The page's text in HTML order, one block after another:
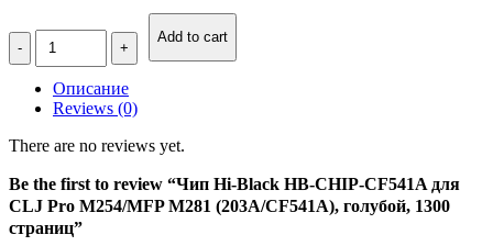
Количество
Чип
Black
HB-
CHIP-
CF541A
для
CLJ
Pro
M254/MFP
Add to cart
Описание
Reviews (0)
There are no reviews yet.
Be the first to review “Чип Hi-Black HB-CHIP-CF541A для
CLJ Pro M254/MFP M281 (203A/CF541A), голубой, 1300
страниц”